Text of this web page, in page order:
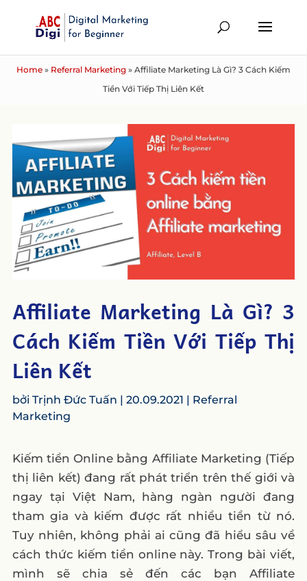
Home » Referral Marketing » Affiliate Marketing Là Gì? 3 Cách Kiếm
Tiền Với Tiếp Thị Liên Kết
Affiliate Marketing Là Gì? 3
Cách Kiếm Tiền Với Tiếp Thị
Liên Kết
bởi Trịnh Đức Tuấn | 20.09.2021 | Referral
Marketing
Kiếm tiền Online bằng Affiliate Marketing (Tiếp
thị liên kết) đang rất phát triển trên thế giới và
ngay tại Việt Nam, hàng ngàn người đang
tham gia và kiếm được rất nhiều tiền từ nó.
Tuy nhiên, không phải ai cũng đã hiểu sâu về
cách thức kiếm tiền online này. Trong bài viết,
mình sẽ chia sẻ đến các bạn Affiliate